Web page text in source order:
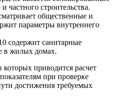
частного строительства.
общественные и
параметры внутреннего
содержит санитарные
в жилых домах.
которых приводится расчет
при проверке
достижения требуемых